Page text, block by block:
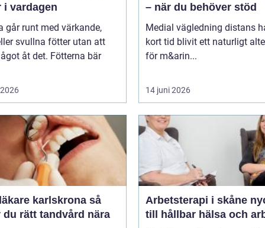
i vardagen
går runt med värkande,
svullna fötter utan att
åt det. Fötterna bär
– när du behöver stöd
Medial vägledning distans
kort tid blivit ett naturligt
för m&arin...
14 juni 2026
karlskrona så
du rätt tandvård nära
Arbetsterapi i skåne nyckeln
till hållbar hälsa och